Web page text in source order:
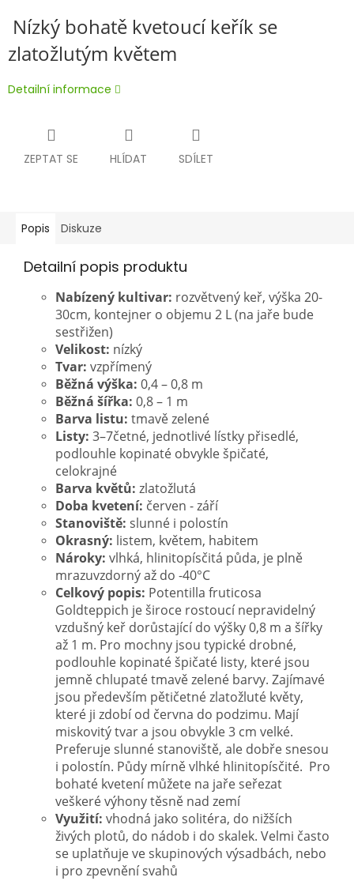
Nízký bohatě kvetoucí keřík se
zlatožlutým květem
Detailní informace
ZEPTAT SE HLÍDAT SDÍLET
Popis Diskuze
Detailní popis produktu
Nabízený kultivar: rozvětvený keř, výška 20-
30cm, kontejner o objemu 2 L (na jaře bude
sestřižen)
Velikost: nízký
Tvar: vzpřímený
Běžná výška: 0,4 – 0,8 m
Běžná šířka: 0,8 – 1 m
Barva listu: tmavě zelené
Listy: 3–7četné, jednotlivé lístky přisedlé,
podlouhle kopinaté obvykle špičaté,
celokrajné
Barva květů: zlatožlutá
Doba kvetení: červen - září
Stanoviště: slunné i polostín
Okrasný: listem, květem, habitem
Nároky: vlhká, hlinitopísčitá půda, je plně
mrazuvzdorný až do -40°C
Celkový popis: Potentilla fruticosa
Goldteppich je široce rostoucí nepravidelný
vzdušný keř dorůstající do výšky 0,8 m a šířky
až 1 m. Pro mochny jsou typické drobné,
podlouhle kopinaté špičaté listy, které jsou
jemně chlupaté tmavě zelené barvy. Zajímavé
jsou především pětičetné zlatožluté květy,
které ji zdobí od června do podzimu. Mají
miskovitý tvar a jsou obvykle 3 cm velké.
Preferuje slunné stanoviště, ale dobře snesou
i polostín. Půdy mírně vlhké hlinitopísčité. Pro
bohaté kvetení můžete na jaře seřezat
veškeré výhony těsně nad zemí
Využití: vhodná jako solitéra, do nižších
živých plotů, do nádob i do skalek. Velmi často
se uplatňuje ve skupinových výsadbách, nebo
i pro zpevnění svahů